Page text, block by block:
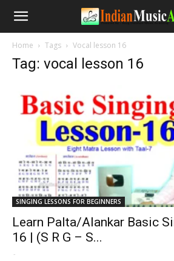
Home Tags Vocal lesson 16
Tag: vocal lesson 16
SINGING LESSONS FOR BEGINNERS
Learn Palta/Alankar Basic
16 | (S R G – S...
-